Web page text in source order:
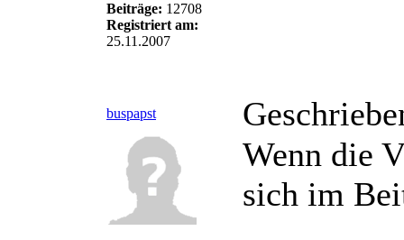
Beiträge: 12708
Registriert am:
25.11.2007
buspapst
Wenn die
sich im